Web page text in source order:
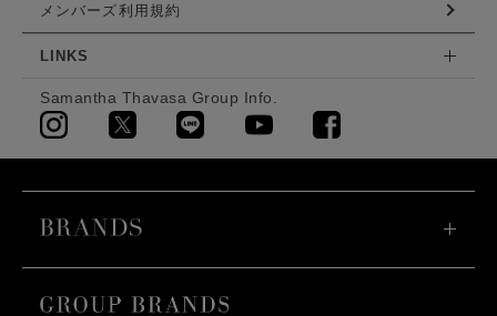
メンバーズ利用規約
LINKS
Samantha Thavasa Group Info.